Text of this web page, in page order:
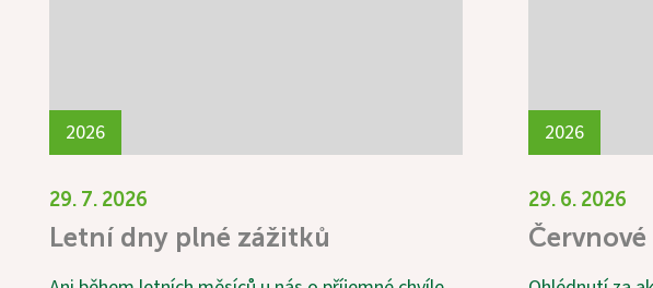
2026
29. 7. 2026
Letní dny plné zážitků
2026
29. 6. 2026